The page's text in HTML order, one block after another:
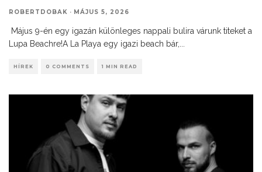
ROBERTDOBAK · MÁJUS 5, 2026
Május 9-én egy igazán különleges nappali bulira várunk titeket a
Lupa Beachre!A La Playa egy igazi beach bár,
HÍREK 0 COMMENTS 1 MIN READ